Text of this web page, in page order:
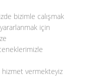
bizimle calışmak
için
vermekteyiz